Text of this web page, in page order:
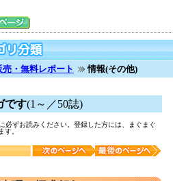
売・無料レポート 情報(その他)
です(1～／50誌)
必ずお読みください。登録した方には、まぐまぐ
す。